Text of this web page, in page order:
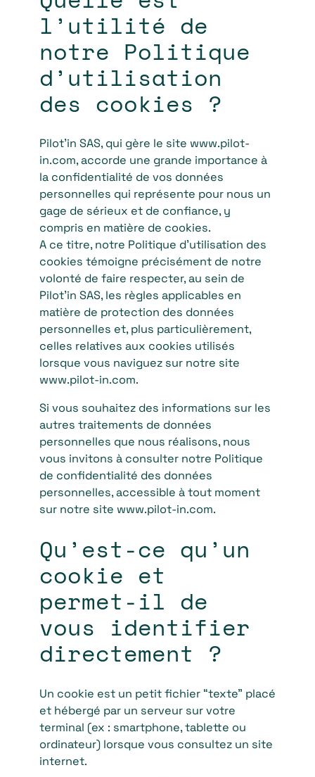
l’utilité de
notre Politique
d’utilisation
des cookies ?
Pilot’in SAS, qui gère le site www.pilot-
in.com, accorde une grande importance à
la confidentialité de vos données
personnelles qui représente pour nous un
gage de sérieux et de confiance, y
compris en matière de cookies.
A ce titre, notre Politique d’utilisation des
cookies témoigne précisément de notre
volonté de faire respecter, au sein de
Pilot’in SAS, les règles applicables en
matière de protection des données
personnelles et, plus particulièrement,
celles relatives aux cookies utilisés
lorsque vous naviguez sur notre site
www.pilot-in.com.
Si vous souhaitez des informations sur les
autres traitements de données
personnelles que nous réalisons, nous
vous invitons à consulter notre Politique
de confidentialité des données
personnelles, accessible à tout moment
sur notre site www.pilot-in.com.
Qu’est-ce qu’un
cookie et
permet-il de
vous identifier
directement ?
Un cookie est un petit fichier “texte” placé
et hébergé par un serveur sur votre
terminal (ex : smartphone, tablette ou
ordinateur) lorsque vous consultez un site
internet.